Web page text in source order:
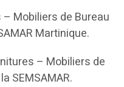
Mobiliers de Bureau
Martinique.
– Mobiliers de
SEMSAMAR.